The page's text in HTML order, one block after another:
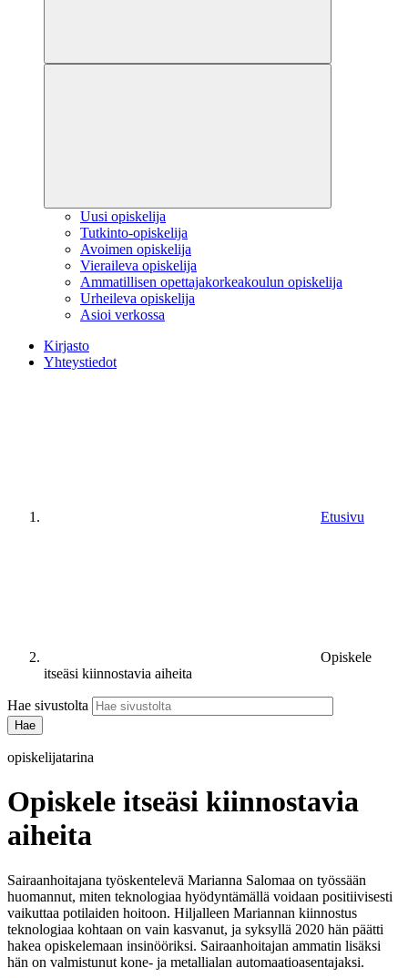
Uusi opiskelija
Tutkinto-opiskelija
Avoimen opiskelija
Vieraileva opiskelija
Ammatillisen opettajakorkeakoulun opiskelija
Urheileva opiskelija
Asioi verkossa
Kirjasto
Yhteystiedot
Etusivu
Opiskele
itseäsi kiinnostavia aiheita
Hae sivustolta
opiskelijatarina
Opiskele itseäsi kiinnostavia
aiheita
Sairaanhoitajana työskentelevä Marianna Salomaa on työssään
huomannut, miten teknologiaa hyödyntämällä voidaan positiivisesti
vaikuttaa potilaiden hoitoon. Hiljalleen Mariannan kiinnostus
teknologiaa kohtaan on vain kasvanut, ja syksyllä 2020 hän päätti
hakea opiskelemaan insinööriksi. Sairaanhoitajan ammatin lisäksi
hän on valmistunut kone- ja metallialan automaatioasentajaksi.